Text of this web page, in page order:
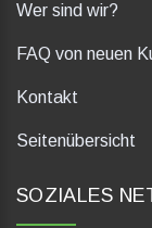
Wer sind wir?
FAQ von neuen
Kontakt
Seitenübersicht
SOZIALES